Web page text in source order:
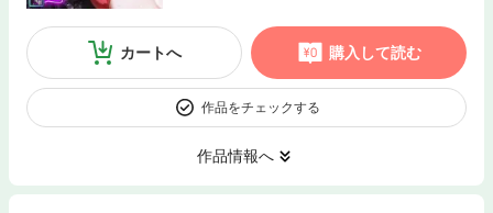
カートへ 購入して読む
作品をチェックする
作品情報へ